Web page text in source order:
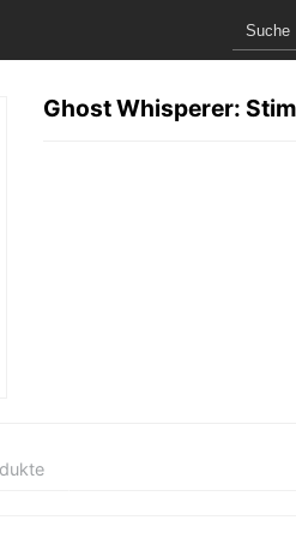
Ghost Whisperer: